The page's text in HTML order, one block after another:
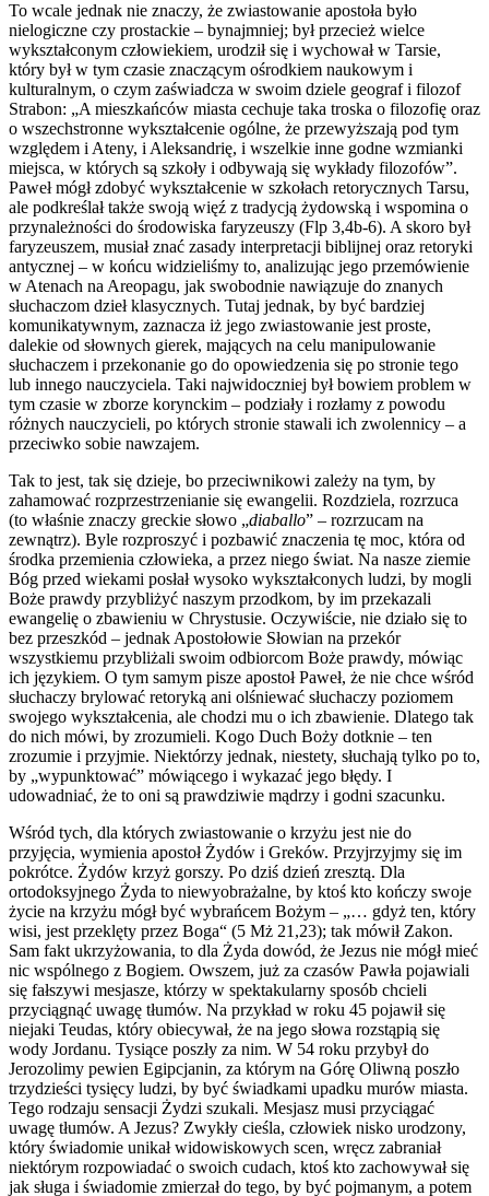
To wcale jednak nie znaczy, że zwiastowanie apostoła było
nielogiczne czy prostackie – bynajmniej; był przecież wielce
wykształconym człowiekiem, urodził się i wychował w Tarsie,
który był w tym czasie znaczącym ośrodkiem naukowym i
kulturalnym, o czym zaświadcza w swoim dziele geograf i filozof
Strabon: „A mieszkańców miasta cechuje taka troska o filozofię oraz
o wszechstronne wykształcenie ogólne, że przewyższają pod tym
względem i Ateny, i Aleksandrię, i wszelkie inne godne wzmianki
miejsca, w których są szkoły i odbywają się wykłady filozofów”.
Paweł mógł zdobyć wykształcenie w szkołach retorycznych Tarsu,
ale podkreślał także swoją więź z tradycją żydowską i wspomina o
przynależności do środowiska faryzeuszy (Flp 3,4b-6). A skoro był
faryzeuszem, musiał znać zasady interpretacji biblijnej oraz retoryki
antycznej – w końcu widzieliśmy to, analizując jego przemówienie
w Atenach na Areopagu, jak swobodnie nawiązuje do znanych
słuchaczom dzieł klasycznych. Tutaj jednak, by być bardziej
komunikatywnym, zaznacza iż jego zwiastowanie jest proste,
dalekie od słownych gierek, mających na celu manipulowanie
słuchaczem i przekonanie go do opowiedzenia się po stronie tego
lub innego nauczyciela. Taki najwidoczniej był bowiem problem w
tym czasie w zborze korynckim – podziały i rozłamy z powodu
różnych nauczycieli, po których stronie stawali ich zwolennicy – a
przeciwko sobie nawzajem.
Tak to jest, tak się dzieje, bo przeciwnikowi zależy na tym, by
zahamować rozprzestrzenianie się ewangelii. Rozdziela, rozrzuca
(to właśnie znaczy greckie słowo „diaballo” – rozrzucam na
zewnątrz). Byle rozproszyć i pozbawić znaczenia tę moc, która od
środka przemienia człowieka, a przez niego świat. Na nasze ziemie
Bóg przed wiekami posłał wysoko wykształconych ludzi, by mogli
Boże prawdy przybliżyć naszym przodkom, by im przekazali
ewangelię o zbawieniu w Chrystusie. Oczywiście, nie działo się to
bez przeszkód – jednak Apostołowie Słowian na przekór
wszystkiemu przybliżali swoim odbiorcom Boże prawdy, mówiąc
ich językiem. O tym samym pisze apostoł Paweł, że nie chce wśród
słuchaczy brylować retoryką ani olśniewać słuchaczy poziomem
swojego wykształcenia, ale chodzi mu o ich zbawienie. Dlatego tak
do nich mówi, by zrozumieli. Kogo Duch Boży dotknie – ten
zrozumie i przyjmie. Niektórzy jednak, niestety, słuchają tylko po to,
by „wypunktować” mówiącego i wykazać jego błędy. I
udowadniać, że to oni są prawdziwie mądrzy i godni szacunku.
Wśród tych, dla których zwiastowanie o krzyżu jest nie do
przyjęcia, wymienia apostoł Żydów i Greków. Przyjrzyjmy się im
pokrótce. Żydów krzyż gorszy. Po dziś dzień zresztą. Dla
ortodoksyjnego Żyda to niewyobrażalne, by ktoś kto kończy swoje
życie na krzyżu mógł być wybrańcem Bożym – „… gdyż ten, który
wisi, jest przeklęty przez Boga“ (5 Mż 21,23); tak mówił Zakon.
Sam fakt ukrzyżowania, to dla Żyda dowód, że Jezus nie mógł mieć
nic wspólnego z Bogiem. Owszem, już za czasów Pawła pojawiali
się fałszywi mesjasze, którzy w spektakularny sposób chcieli
przyciągnąć uwagę tłumów. Na przykład w roku 45 pojawił się
niejaki Teudas, który obiecywał, że na jego słowa rozstąpią się
wody Jordanu. Tysiące poszły za nim. W 54 roku przybył do
Jerozolimy pewien Egipcjanin, za którym na Górę Oliwną poszło
trzydzieści tysięcy ludzi, by być świadkami upadku murów miasta.
Tego rodzaju sensacji Żydzi szukali. Mesjasz musi przyciągać
uwagę tłumów. A Jezus? Zwykły cieśla, człowiek nisko urodzony,
który świadomie unikał widowiskowych scen, wręcz zabraniał
niektórym rozpowiadać o swoich cudach, ktoś kto zachowywał się
jak sługa i świadomie zmierzał do tego, by być pojmanym, a potem